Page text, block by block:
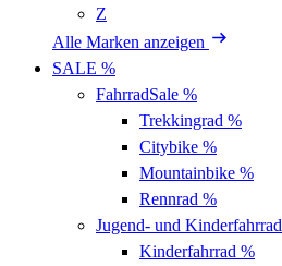
Z
Alle Marken anzeigen
SALE %
FahrradSale %
Trekkingrad %
Citybike %
Mountainbike %
Rennrad %
Jugend- und Kinderfahrrad
Kinderfahrrad %